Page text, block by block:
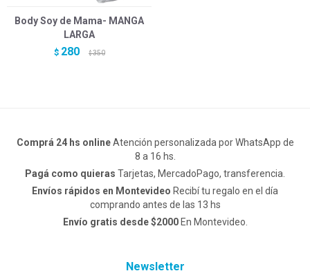
Body Soy de Mama- MANGA
LARGA
$ 280 $ 350
Comprá 24 hs onlineAtención personalizada por WhatsApp de
8 a 16 hs.
Pagá como quieras Tarjetas, MercadoPago, transferencia.
Envíos rápidos en Montevideo Recibí tu regalo en el día
comprando antes de las 13 hs
Envío gratis desde $2000En Montevideo.
Newsletter